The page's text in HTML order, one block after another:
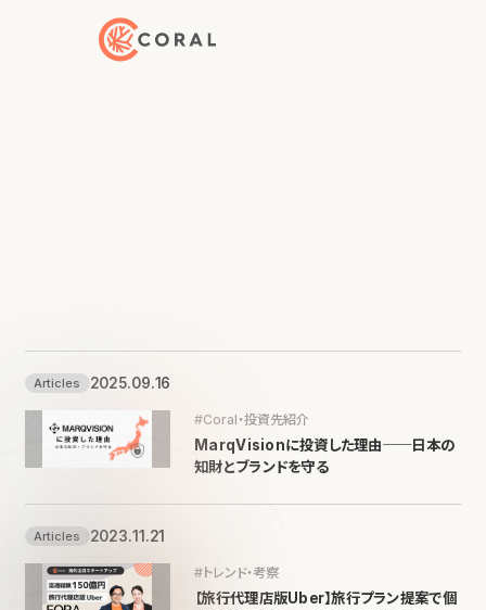
トップページへ戻る
Articles 2025.09.16
#Coral・投資先紹介
MarqVisionに投資した理由──日本の
知財とブランドを守る
Articles 2023.11.21
#トレンド・考察
【旅行代理店版Uber】旅行プラン提案で個